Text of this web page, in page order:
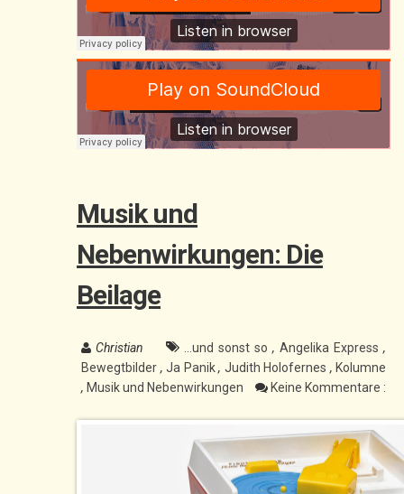
Musik und
Nebenwirkungen: Die
Beilage
Christian ...und sonst so , Angelika Express ,
Bewegtbilder , Ja Panik, Judith Holofernes , Kolumne
, Musik und Nebenwirkungen Keine Kommentare :